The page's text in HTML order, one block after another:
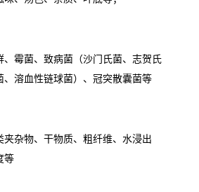
、霉菌、致病菌（沙门氏菌、志贺氏
、溶血性链球菌）、冠突散囊菌等
夹杂物、干物质、粗纤维、水浸出
等